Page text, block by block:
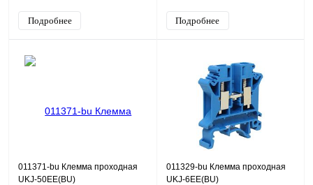
Подробнее Подробнее
011371-bu Клемма проходная
UKJ-50EE(BU)
011329-bu Клемма проходная
UKJ-6EE(BU)